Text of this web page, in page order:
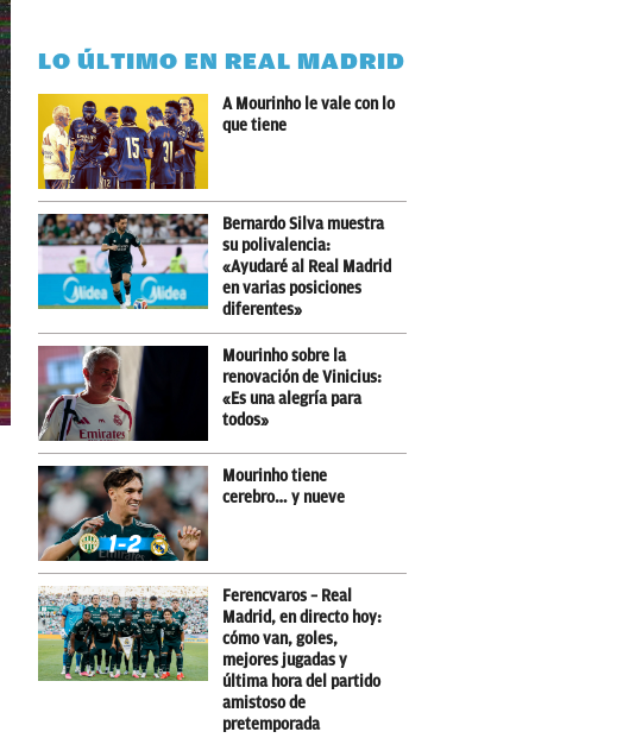
LO ÚLTIMO EN REAL MADRID
A Mourinho le vale con lo
que tiene
Bernardo Silva muestra
su polivalencia:
«Ayudaré al Real Madrid
en varias posiciones
diferentes»
Mourinho sobre la
renovación de Vinicius:
«Es una alegría para
todos»
Mourinho tiene
cerebro… y nueve
Ferencvaros – Real
Madrid, en directo hoy:
cómo van, goles,
mejores jugadas y
última hora del partido
amistoso de
pretemporada